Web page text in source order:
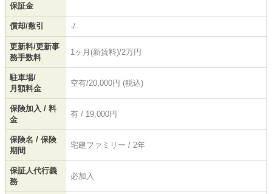
保証金
償却/敷引 -/-
更新料/更新事
務手数料
1ヶ月(新賃料)/2万円
駐車場/
月額料金
空有/20,000円 (税込)
保険加入 / 料
金
有 / 19,000円
保険名 / 保険
期間
宅建ファミリー / 2年
保証人代行義
務
必加入